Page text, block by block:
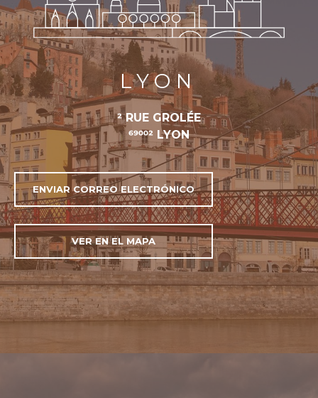
ENVIAR CORREO ELECTRÓNICO
VER EN EL MAPA
LYON
2 RUE GROLÉE
69002 LYON